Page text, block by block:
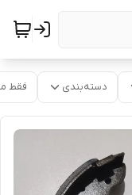
دسته‌بندی فقط